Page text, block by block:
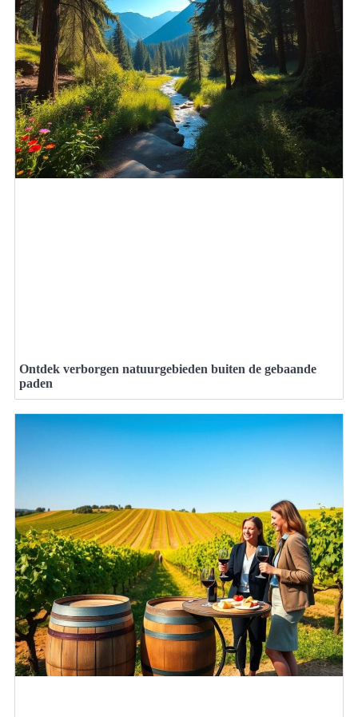
Ontdek verborgen natuurgebieden buiten de gebaande
paden